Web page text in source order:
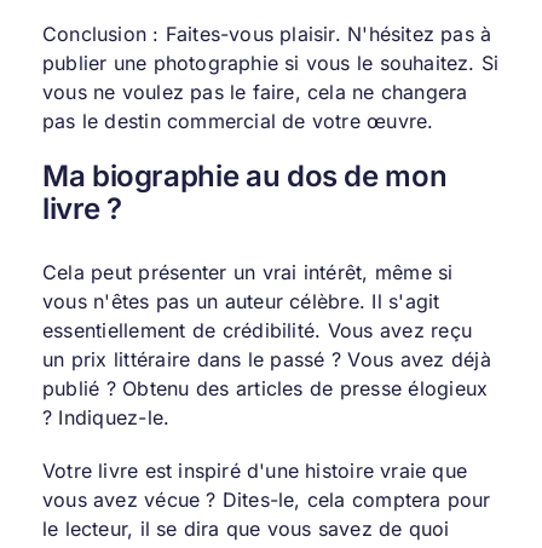
Conclusion : Faites-vous plaisir. N'hésitez pas à
publier une photographie si vous le souhaitez. Si
vous ne voulez pas le faire, cela ne changera
pas le destin commercial de votre œuvre.
Ma biographie au dos de mon
livre ?
Cela peut présenter un vrai intérêt, même si
vous n'êtes pas un auteur célèbre. Il s'agit
essentiellement de crédibilité. Vous avez reçu
un prix littéraire dans le passé ? Vous avez déjà
publié ? Obtenu des articles de presse élogieux
? Indiquez-le.
Votre livre est inspiré d'une histoire vraie que
vous avez vécue ? Dites-le, cela comptera pour
le lecteur, il se dira que vous savez de quoi